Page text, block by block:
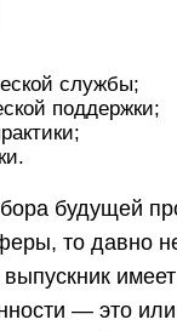
службы;
поддержки;
будущей
то давно
выпускник
— это